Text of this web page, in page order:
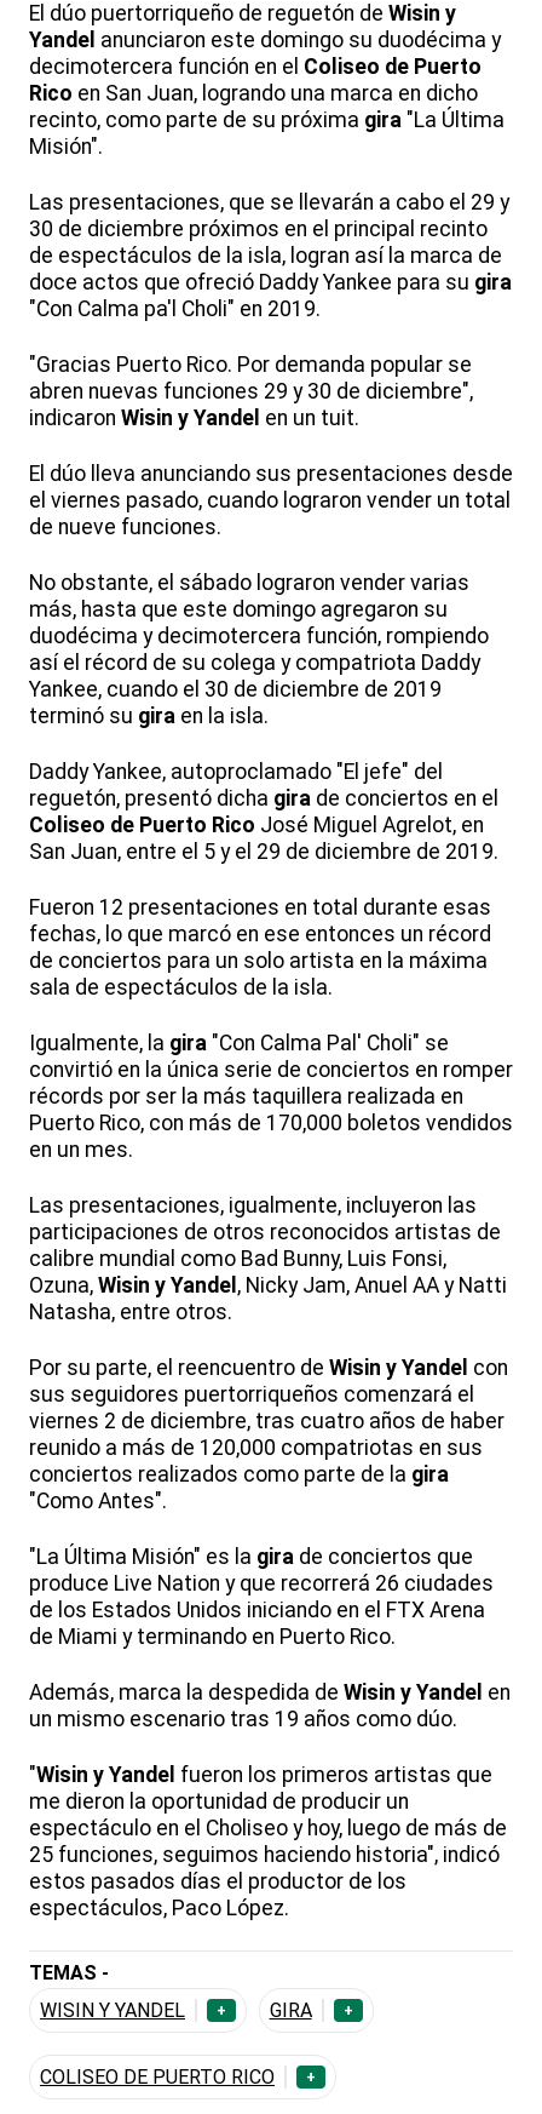
El dúo puertorriqueño de reguetón de Wisin y
Yandel anunciaron este domingo su duodécima y
decimotercera función en el Coliseo de Puerto
Rico en San Juan, logrando una marca en dicho
recinto, como parte de su próxima gira "La Última
Misión".
Las presentaciones, que se llevarán a cabo el 29 y
30 de diciembre próximos en el principal recinto
de espectáculos de la isla, logran así la marca de
doce actos que ofreció Daddy Yankee para su gira
"Con Calma pa'l Choli" en 2019.
"Gracias Puerto Rico. Por demanda popular se
abren nuevas funciones 29 y 30 de diciembre",
indicaron Wisin y Yandel en un tuit.
El dúo lleva anunciando sus presentaciones desde
el viernes pasado, cuando lograron vender un total
de nueve funciones.
No obstante, el sábado lograron vender varias
más, hasta que este domingo agregaron su
duodécima y decimotercera función, rompiendo
así el récord de su colega y compatriota Daddy
Yankee, cuando el 30 de diciembre de 2019
terminó su gira en la isla.
Daddy Yankee, autoproclamado "El jefe" del
reguetón, presentó dicha gira de conciertos en el
Coliseo de Puerto Rico José Miguel Agrelot, en
San Juan, entre el 5 y el 29 de diciembre de 2019.
Fueron 12 presentaciones en total durante esas
fechas, lo que marcó en ese entonces un récord
de conciertos para un solo artista en la máxima
sala de espectáculos de la isla.
Igualmente, la gira "Con Calma Pal' Choli" se
convirtió en la única serie de conciertos en romper
récords por ser la más taquillera realizada en
Puerto Rico, con más de 170,000 boletos vendidos
en un mes.
Las presentaciones, igualmente, incluyeron las
participaciones de otros reconocidos artistas de
calibre mundial como Bad Bunny, Luis Fonsi,
Ozuna, Wisin y Yandel , Nicky Jam, Anuel AA y Natti
Natasha, entre otros.
Por su parte, el reencuentro de Wisin y Yandel con
sus seguidores puertorriqueños comenzará el
viernes 2 de diciembre, tras cuatro años de haber
reunido a más de 120,000 compatriotas en sus
conciertos realizados como parte de la gira
"Como Antes".
"La Última Misión" es la gira de conciertos que
produce Live Nation y que recorrerá 26 ciudades
de los Estados Unidos iniciando en el FTX Arena
de Miami y terminando en Puerto Rico.
Además, marca la despedida de Wisin y Yandel en
un mismo escenario tras 19 años como dúo.
"Wisin y Yandel fueron los primeros artistas que
me dieron la oportunidad de producir un
espectáculo en el Choliseo y hoy, luego de más de
25 funciones, seguimos haciendo historia", indicó
estos pasados días el productor de los
espectáculos, Paco López.
TEMAS -
WISIN Y YANDEL
+ GIRA +
COLISEO DE PUERTO RICO +